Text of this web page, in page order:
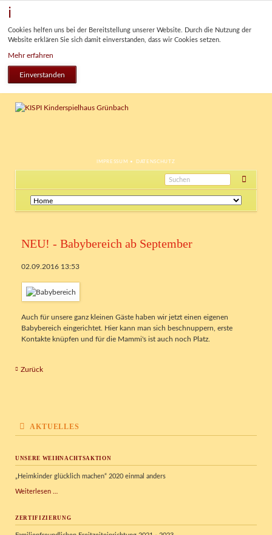
Cookies helfen uns bei der Bereitstellung unserer Website. Durch die Nutzung der
Website erklären Sie sich damit einverstanden, dass wir Cookies setzen.
Mehr erfahren
Einverstanden
NAVIGATION
IMPRESSUM DATENSCHUTZ
Navigation
überspringen
NEU! - Babybereich ab September
02.09.2016 13:53
Auch für unsere ganz kleinen Gäste haben wir jetzt einen eigenen
Babybereich eingerichtet. Hier kann man sich beschnuppern, erste
Kontakte knüpfen und für die Mammi's ist auch noch Platz.
Zurück
AKTUELLES
UNSERE WEIHNACHTSAKTION
„Heimkinder glücklich machen“ 2020 einmal anders
Weiterlesen …
ZERTIFIZIERUNG